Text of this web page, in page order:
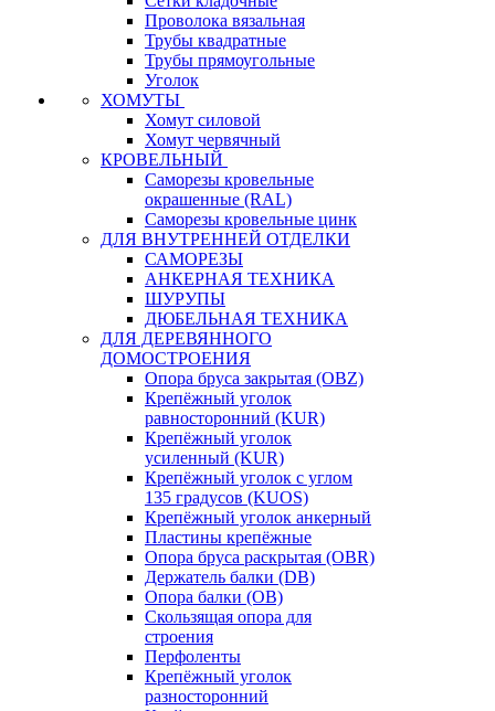
Проволока вязальная
Трубы квадратные
Трубы прямоугольные
Уголок
ХОМУТЫ
Хомут силовой
Хомут червячный
КРОВЕЛЬНЫЙ
Саморезы кровельные
окрашенные (RAL)
Саморезы кровельные цинк
ДЛЯ ВНУТРЕННЕЙ ОТДЕЛКИ
САМОРЕЗЫ
АНКЕРНАЯ ТЕХНИКА
ШУРУПЫ
ДЮБЕЛЬНАЯ ТЕХНИКА
ДЛЯ ДЕРЕВЯННОГО
ДОМОСТРОЕНИЯ
Опора бруса закрытая (OBZ)
Крепёжный уголок
равносторонний (KUR)
Крепёжный уголок
усиленный (KUR)
Крепёжный уголок с углом
135 градусов (KUOS)
Крепёжный уголок анкерный
Пластины крепёжные
Опора бруса раскрытая (OBR)
Держатель балки (DB)
Опора балки (ОВ)
Скользящая опора для
строения
Перфоленты
Крепёжный уголок
разносторонний